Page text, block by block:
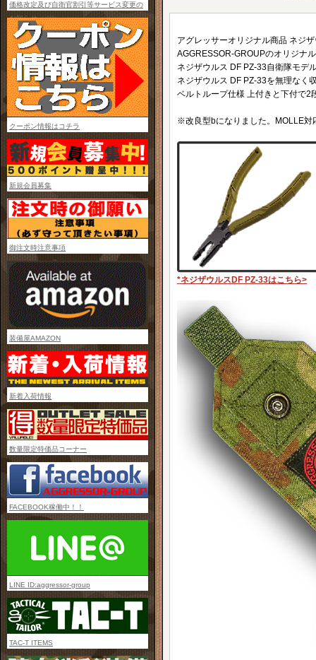
アグレッサーオリジナル商品 ネジ
AGGRESSOR-GROUPのオリジナ
ネジザウルス DF PZ-33自衛隊モデ
ネジザウルス DF PZ-33を無理なく
ベルトループ仕様 上付きと下付で2
※改良型bになりました。MOLLE対
*ネジザウルスDF PZ-33はこちら>
価格改定及び自衛官割引等サービス変更の
お知らせ
クーポン情報はコチラ
新規会員募集
御注文時注意事項
装備屋AMAZON
新着入荷情報
数量限定特価品コーナー
FACEBOOK稼働中！！
LINE ID:aggressor-group
TAC-T ITEMS